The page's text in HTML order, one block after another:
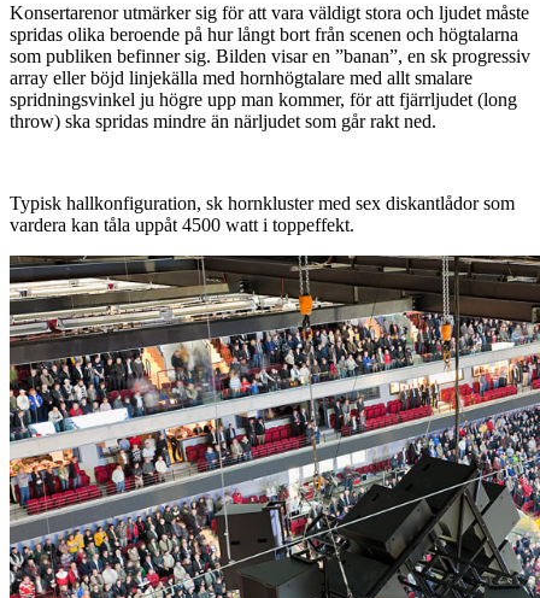
Konsertarenor utmärker sig för att vara väldigt stora och ljudet måste
spridas olika beroende på hur långt bort från scenen och högtalarna
som publiken befinner sig. Bilden visar en ”banan”, en sk progressiv
array eller böjd linjekälla med hornhögtalare med allt smalare
spridningsvinkel ju högre upp man kommer, för att fjärrljudet (long
throw) ska spridas mindre än närljudet som går rakt ned.
Typisk hallkonfiguration, sk hornkluster med sex diskantlådor som
vardera kan tåla uppåt 4500 watt i toppeffekt.